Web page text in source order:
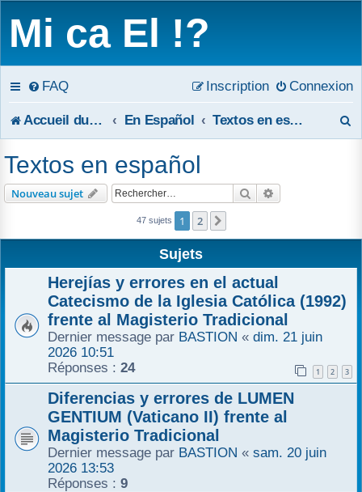
Mi ca El !?
FAQ Connexion
Inscription
Accueil du forum En Español Textos en español
e
r
r
Textos en español
Nouveau sujet Rechercher
47 sujets 1 2
Sujets
Herejías y errores en el actual
Catecismo de la Iglesia Católica (1992)
frente al Magisterio Tradicional
Dernier message par BASTION « dim. 21 juin
2026 10:51
Réponses : 24 1 2 3
Diferencias y errores de LUMEN
GENTIUM (Vaticano II) frente al
Magisterio Tradicional
Dernier message par BASTION « sam. 20 juin
2026 13:53
Réponses : 9